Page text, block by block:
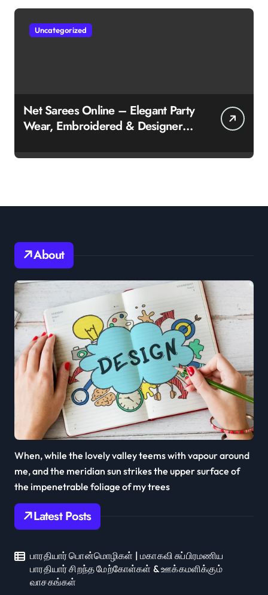
Uncategorized
Net Sarees Online – Elegant Party
Wear, Embroidered & Designer
About
When, while the lovely valley teems with vapour around
me, and the meridian sun strikes the upper surface of
the impenetrable foliage of my trees
Latest Posts
பாரதியார் பொன்மொழிகள் | மகாகவி சுப்பிரமணிய
பாரதியார் சிறந்த மேற்கோள்கள் & ஊக்கமளிக்கும்
வாசகங்கள்